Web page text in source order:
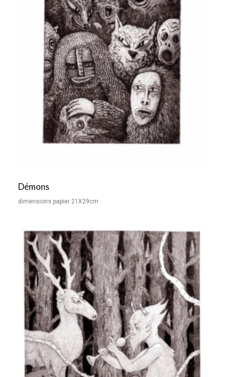
Démons
dimensions papier 21X29cm